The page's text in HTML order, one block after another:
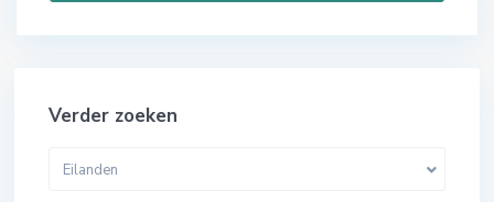
Verder zoeken
Eilanden